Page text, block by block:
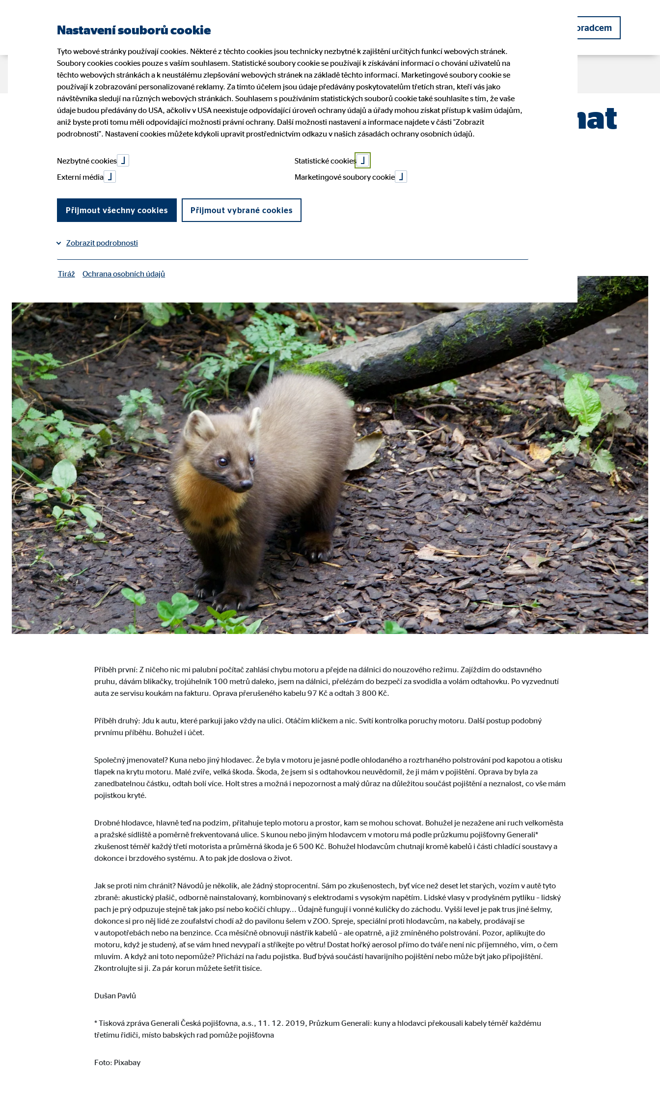
Staňte se finančním poradcem
O nás
My v Evropě Naši poradci Naši partneři CSR
Historie společnosti OVB příběhy
Finanční řešení
Náš model poradenství Zabezpečení na stáří Zdraví Zajištění příjmů
Budování majetku
Blog Servis
Naši poradci Komunikace / reklamace Právní ujednání Pobídky
Ochrana osobních údajů Etický kodex Whistleblowing
Kariéra
Výhody práce Možnosti zahájení spolupráce Kvalifikace Zájem o spolupráci
Pro média
Tiskové zprávy OVB v médiích
Obvykle není vidět, ale dokáže napáchat
velké škody. Znáte jí?
04. listopadu 2020|OVB Allfinanz, a.s.
Sdílet na Facebooku
Příběh první: Z ničeho nic mi palubní počítač zahlásí chybu motoru a přejde na dálnici do nouzového režimu. Zajíždím do odstavného
pruhu, dávám blikačky, trojúhelník 100 metrů daleko, jsem na dálnici, přelézám do bezpečí za svodidla a volám odtahovku. Po vyzvednutí
auta ze servisu koukám na fakturu. Oprava přerušeného kabelu 97 Kč a odtah 3 800 Kč.
Příběh druhý: Jdu k autu, které parkuji jako vždy na ulici. Otáčím klíčkem a nic. Svítí kontrolka poruchy motoru. Další postup podobný
prvnímu příběhu. Bohužel i účet.
Společný jmenovatel? Kuna nebo jiný hlodavec. Že byla v motoru je jasné podle ohlodaného a roztrhaného polstrování pod kapotou a otisku
tlapek na krytu motoru. Malé zvíře, velká škoda. Škoda, že jsem si s odtahovkou neuvědomil, že ji mám v pojištění. Oprava by byla za
zanedbatelnou částku, odtah bolí více. Holt stres a možná i nepozornost a malý důraz na důležitou součást pojištění a neznalost, co vše mám
pojistkou kryté.
Drobné hlodavce, hlavně teď na podzim, přitahuje teplo motoru a prostor, kam se mohou schovat. Bohužel je nezažene ani ruch velkoměsta
a pražské sídliště a poměrně frekventovaná ulice. S kunou nebo jiným hlodavcem v motoru má podle průzkumu pojišťovny Generali*
zkušenost téměř každý třetí motorista a průměrná škoda je 6 500 Kč. Bohužel hlodavcům chutnají kromě kabelů i části chladící soustavy a
dokonce i brzdového systému. A to pak jde doslova o život.
Jak se proti nim chránit? Návodů je několik, ale žádný stoprocentní. Sám po zkušenostech, byť více než deset let starých, vozím v autě tyto
zbraně: akustický plašič, odborně nainstalovaný, kombinovaný s elektrodami s vysokým napětím. Lidské vlasy v prodyšném pytlíku – lidský
pach je prý odpuzuje stejně tak jako psí nebo kočičí chlupy... Údajně fungují i vonné kuličky do záchodu. Vyšší level je pak trus jiné šelmy,
dokonce si pro něj lidé ze zoufalství chodí až do pavilonu šelem v ZOO. Spreje, speciální proti hlodavcům, na kabely, prodávají se
v autopotřebách nebo na benzince. Cca měsíčně obnovuji nástřik kabelů – ale opatrně, a již zmíněného polstrování. Pozor, aplikujte do
motoru, když je studený, ať se vám hned nevypaří a stříkejte po větru! Dostat hořký aerosol přímo do tváře není nic příjemného, vím, o čem
mluvím. A když ani toto nepomůže? Přichází na řadu pojistka. Buď bývá součástí havarijního pojištění nebo může být jako připojištění.
Zkontrolujte si ji. Za pár korun můžete šetřit tisíce.
Dušan Pavlů
* Tisková zpráva Generali Česká pojišťovna, a.s., 11. 12. 2019, Průzkum Generali: kuny a hlodavci překousali kabely téměř každému
třetímu řidiči, místo babských rad pomůže pojišťovna
Foto: Pixabay
Nastavení souborů cookie
Tyto webové stránky používají cookies. Některé z těchto cookies jsou technicky nezbytné k zajištění určitých funkcí webových stránek.
Soubory cookies cookies pouze s vaším souhlasem. Statistické soubory cookie se používají k získávání informací o chování uživatelů na
těchto webových stránkách a k neustálému zlepšování webových stránek na základě těchto informací. Marketingové soubory cookie se
používají k zobrazování personalizované reklamy. Za tímto účelem jsou údaje předávány poskytovatelům třetích stran, kteří vás jako
návštěvníka sledují na různých webových stránkách. Souhlasem s používáním statistických souborů cookie také souhlasíte s tím, že vaše
údaje budou předávány do USA, ačkoliv v USA neexistuje odpovídající úroveň ochrany údajů a úřady mohou získat přístup k vašim údajům,
aniž byste proti tomu měli odpovídající možnosti právní ochrany. Další možnosti nastavení a informace najdete v části "Zobrazit
podrobnosti". Nastavení cookies můžete kdykoli upravit prostřednictvím odkazu v našich zásadách ochrany osobních údajů.
Nezbytné cookies
Statistické cookies
Externí média
Marketingové soubory cookie
Přijmout všechny cookies Přijmout vybrané cookies
Zobrazit podrobnosti
Uživatelská nastavení
Označení: fe_typo_user
Poskytovatel: TYPO3 Association
Účel: Uložení uživatelských nastavení
Doba platnosti cookies: seance
Souhlas s používáním cookies
Označení: cookie_consent_v2
Poskytovatel: mindshape
Účel: Řízení nastavení souhlasu
Doba platnosti cookies:
Statistické cookies
Statistické cookies shromažďují informace anonymně. Tyto informace nám pomáhají pochopit, jak návštěvníci používají naše webové stránky.
Google Analytics
Označení: _ga, _gat_UA-41411249-6, _gid
Poskytovatel: Google Ireland Ltd.
Doba platnosti cookies: až 26 měsíců
Obsahy videí a map jsou ve výchozím nastavení blokovány. Pokud jsou cookies z externích médií akceptovány, přístup k tomuto obsahu již nevyžaduje
žádný manuální souhlas.
YouTube
Označení: youtube
Vkládání videí
Doba platnosti cookies:
google_maps
Poskytovatel: Google Ireland Ltd.
Doba platnosti cookies: 24 měsíců
Označení:
ad campaign
Tiráž Ochrana osobních údajů